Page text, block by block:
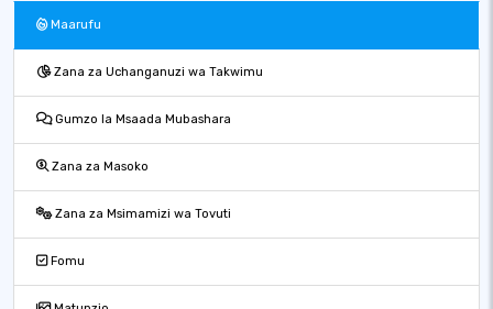
Maarufu
Zana za Uchanganuzi wa Takwimu
Gumzo la Msaada Mubashara
Zana za Masoko
Zana za Msimamizi wa Tovuti
Fomu